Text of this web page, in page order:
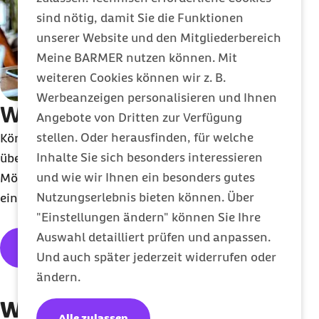
sind nötig, damit Sie die Funktionen
unserer Website und den Mitgliederbereich
Meine BARMER nutzen können. Mit
weiteren Cookies können wir z. B.
Werbeanzeigen personalisieren und Ihnen
Angebote von Dritten zur Verfügung
stellen. Oder herausfinden, für welche
Inhalte Sie sich besonders interessieren
und wie wir Ihnen ein besonders gutes
Nutzungserlebnis bieten können. Über
"Einstellungen ändern" können Sie Ihre
Auswahl detailliert prüfen und anpassen.
Und auch später jederzeit widerrufen oder
ändern.
Widerspruch
Können die Kosten für eine Leistung nicht
übernommen werden, berät die Barmer zu den
Möglichkeiten. Dazu gehört auch, Widerspruch
einzulegen.
Weitere Themen des